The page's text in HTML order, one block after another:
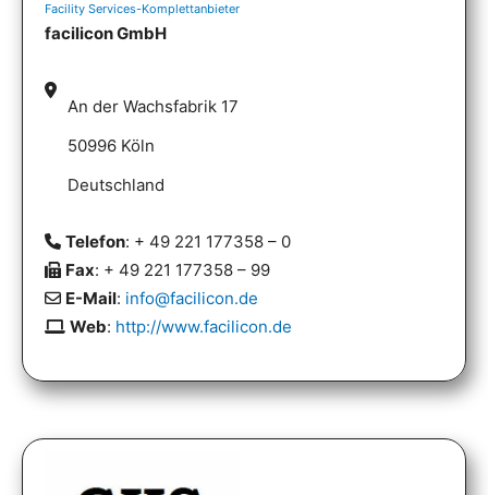
Facility Services-Komplettanbieter
facilicon GmbH
An der Wachsfabrik 17
50996 Köln
Deutschland
Telefon: + 49 221 177358 – 0
Fax: + 49 221 177358 – 99
E-Mail: info@facilicon.de
Web: http://www.facilicon.de